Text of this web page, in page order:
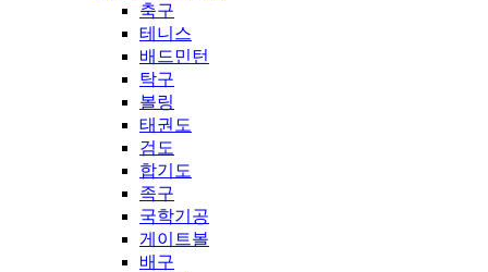
축구
테니스
배드민턴
탁구
볼링
태권도
검도
합기도
족구
국학기공
게이트볼
배구